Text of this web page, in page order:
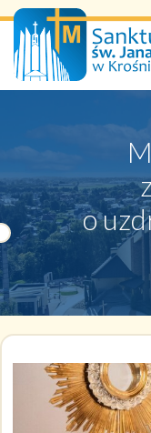
Przejdź
do
treści
o